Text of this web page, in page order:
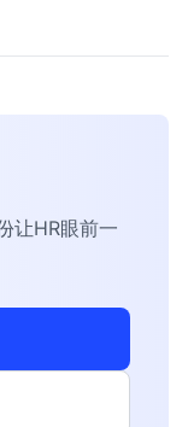
让HR眼前一